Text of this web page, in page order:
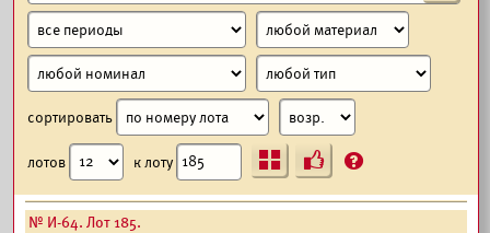
сортировать
лотов к лоту Ъ ?
№ И-64. Лот 185.